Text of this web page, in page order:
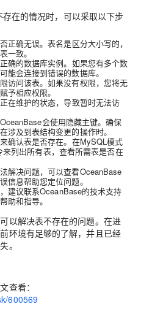
在的情况时，可以采取以下步
正确无误。表名是区分大小写的，
一致。
确的数据库实例。如果您有多个数
能会连接到错误的数据库。
访问该表。如果没有权限，您将无
予相应权限。
在维护的状态，导致暂时无法访
会使用隐藏主键。确保
涉及到表结构变更的操作时。
确认表是否存在。在MySQL模式
来列出所有表，查看所需表是否在
解决问题，可以查看OceanBase
信息帮助您定位问题。
建议联系OceanBase的技术支持
助和指导。
以解决表不存在的问题。在进
环境有足够的了解，并且已经
。
查看：
600569